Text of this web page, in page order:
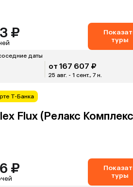
₽
туры
даты
от 167 607 ₽
25 авг. - 1 сент., 7 н.
Т-Банка
Flux (Релакс Комплекс
₽
туры